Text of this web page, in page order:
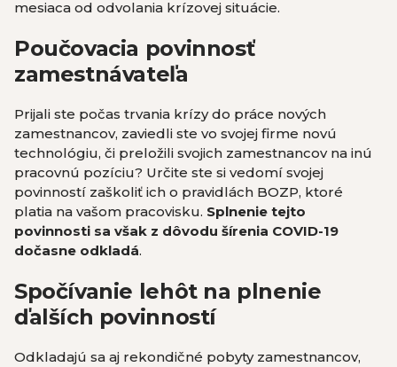
mesiaca od odvolania krízovej situácie.
Poučovacia povinnosť
zamestnávateľa
Prijali ste počas trvania krízy do práce nových
zamestnancov, zaviedli ste vo svojej firme novú
technológiu, či preložili svojich zamestnancov na inú
pracovnú pozíciu? Určite ste si vedomí svojej
povinností zaškoliť ich o pravidlách BOZP, ktoré
platia na vašom pracovisku. Splnenie tejto
povinnosti sa však z dôvodu šírenia COVID-19
dočasne odkladá.
Spočívanie lehôt na plnenie
ďalších povinností
Odkladajú sa aj rekondičné pobyty zamestnancov,